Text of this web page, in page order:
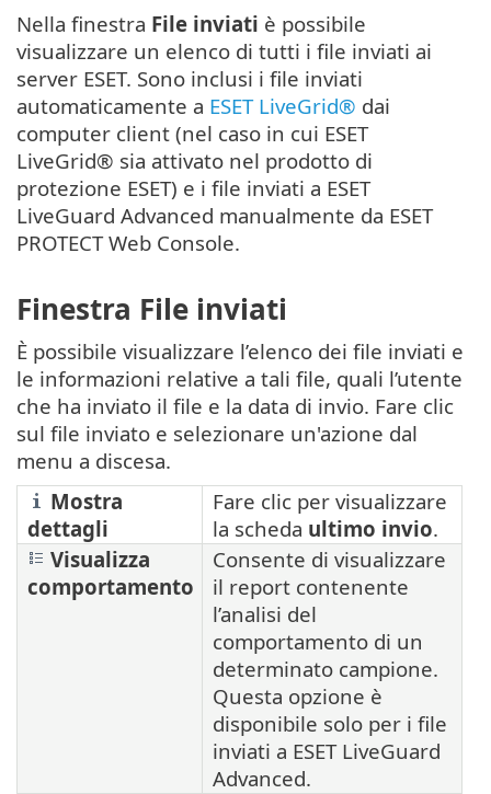
Nella finestra File inviati è possibile
visualizzare un elenco di tutti i file inviati ai
server ESET. Sono inclusi i file inviati
automaticamente a ESET LiveGrid® dai
computer client (nel caso in cui ESET
LiveGrid® sia attivato nel prodotto di
protezione ESET) e i file inviati a ESET
LiveGuard Advanced manualmente da ESET
PROTECT Web Console.
Finestra File inviati
È possibile visualizzare l’elenco dei file inviati e
le informazioni relative a tali file, quali l’utente
che ha inviato il file e la data di invio. Fare clic
sul file inviato e selezionare un'azione dal
menu a discesa.
Mostra
dettagli
Fare clic per visualizzare
la scheda ultimo invio.
Visualizza
comportamento
Consente di visualizzare
il report contenente
l’analisi del
comportamento di un
determinato campione.
Questa opzione è
disponibile solo per i file
inviati a ESET LiveGuard
Advanced.